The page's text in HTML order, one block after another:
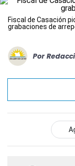
Fiscal de Casación
grabaciones de
Por